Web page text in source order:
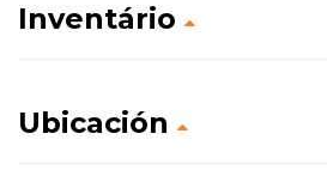
Inventário
Ubicación